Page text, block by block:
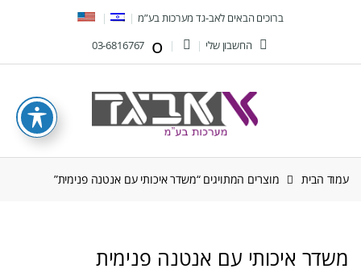
ברוכים הבאים לאב-גד מערכות בע”מ
החשבון שלי
עמוד הבית מוצרים המתויגים “משדר איכותי עם אנטנה פנימית”
משדר איכותי עם אנטנה פנימית